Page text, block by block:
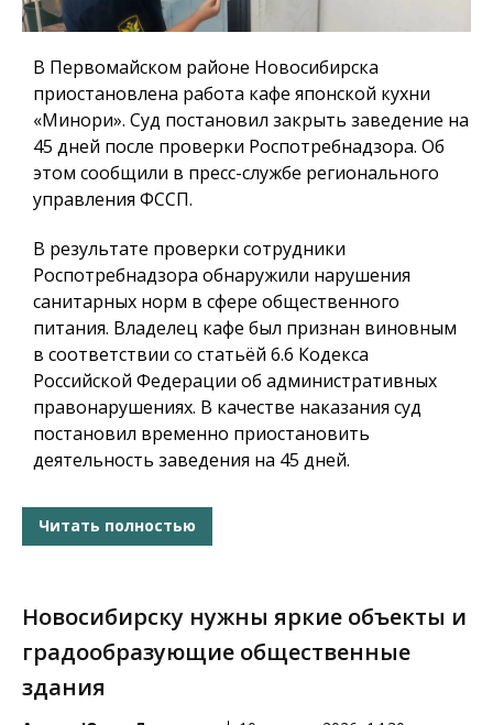
В Первомайском районе Новосибирска
приостановлена работа кафе японской кухни
«Минори». Суд постановил закрыть заведение на
45 дней после проверки Роспотребнадзора. Об
этом сообщили в пресс-службе регионального
управления ФССП.
В результате проверки сотрудники
Роспотребнадзора обнаружили нарушения
санитарных норм в сфере общественного
питания. Владелец кафе был признан виновным
в соответствии со статьёй 6.6 Кодекса
Российской Федерации об административных
правонарушениях. В качестве наказания суд
постановил временно приостановить
деятельность заведения на 45 дней.
Читать полностью
Новосибирску нужны яркие объекты и
градообразующие общественные
здания